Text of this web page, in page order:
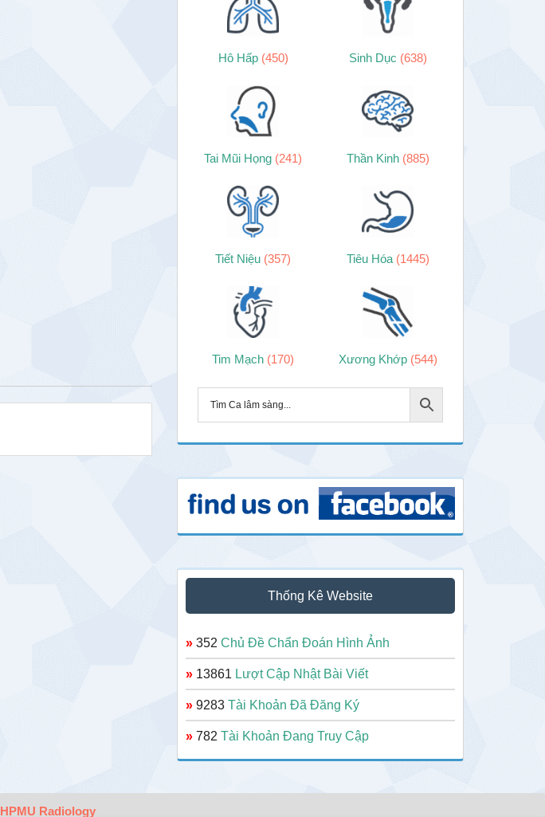
Hô Hấp (450) Sinh Dục (638)
Tai Mũi Họng (241) Thần Kinh (885)
Tiết Niệu (357) Tiêu Hóa (1445)
Tim Mạch (170) Xương Khớp (544)
Thống Kê Website
» 352 Chủ Đề Chẩn Đoán Hình Ảnh
» 13861 Lượt Cập Nhật Bài Viết
» 9283 Tài Khoản Đã Đăng Ký
» 782 Tài Khoản Đang Truy Cập
HPMU Radiology